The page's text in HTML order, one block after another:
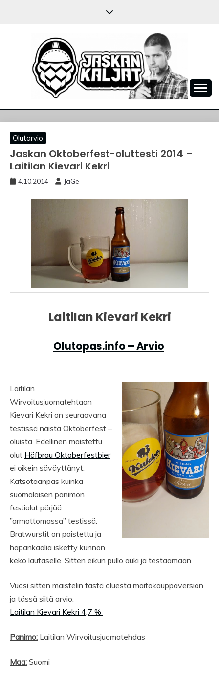
JASKANKALJAT
Olutarvio
Jaskan Oktoberfest-oluttesti 2014 –
Laitilan Kievari Kekri
4.10.2014 JaGe
Laitilan Kievari Kekri
Olutopas.info – Arvio
Laitilan
Wirvoitusjuomatehtaan
Kievari Kekri on seuraavana
testissä näistä Oktoberfest –
oluista. Edellinen maistettu
olut Höfbrau Oktoberfestbier
ei oikein säväyttänyt.
Katsotaanpas kuinka
suomalaisen panimon
festiolut pärjää
”armottomassa” testissä.
Bratwurstit on paistettu ja
hapankaalia isketty kunnon
keko lautaselle. Sitten eikun pullo auki ja testaamaan.
Vuosi sitten maistelin tästä oluesta maitokauppaversion
ja tässä siitä arvio:
Laitilan Kievari Kekri 4,7 %
Panimo: Laitilan Wirvoitusjuomatehdas
Maa: Suomi